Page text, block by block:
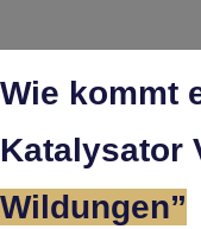
Wie kommt
Katalysator
Wildungen”